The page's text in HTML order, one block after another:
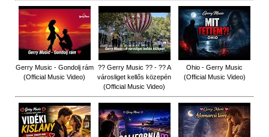
Gerry Music - Gondolj rám
(Official Music Video)
?? Gerry Music ?? - ?? A
városliget kellős közepén
(Official Music Video)
Ohio - Gerry Music
(Official Music Video)